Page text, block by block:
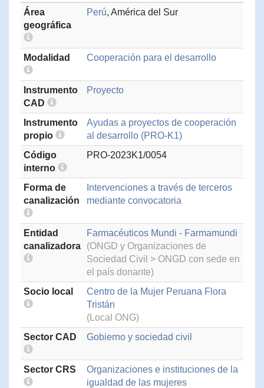
Área
geográfica
Perú, América del Sur
Modalidad Cooperación para el desarrollo
Instrumento
CAD
Proyecto
Instrumento
propio
Ayudas a proyectos de cooperación
al desarrollo (PRO-K1)
Código
interno
PRO-2023K1/0054
Forma de
canalización
Intervenciones a través de terceros
mediante convocatoria
Entidad
canalizadora
Farmacéuticos Mundi - Farmamundi
(ONGD y Organizaciones de
Sociedad Civil > ONGD con sede en
el país donante)
Socio local
Centro de la Mujer Peruana Flora
Tristán
(Local ONG)
Sector CAD
Gobierno y sociedad civil
Sector CRS
Organizaciones e instituciones de la
igualdad de las mujeres